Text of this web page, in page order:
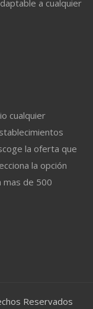
a cualquier
cualquier
la oferta que
la opción
mas de 500
Reservados